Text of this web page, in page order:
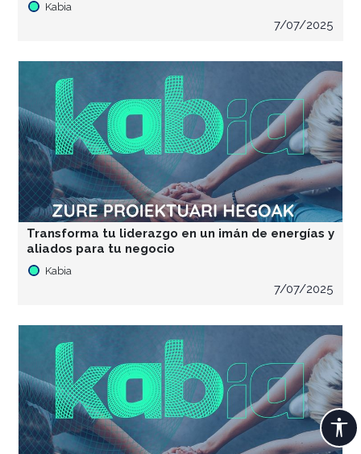
Kabia
7/07/2025
Transforma tu liderazgo en un imán de energías y
aliados para tu negocio
Kabia
7/07/2025